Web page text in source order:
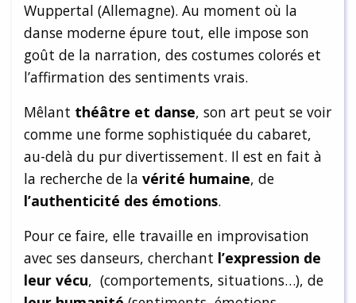
Wuppertal (Allemagne). Au moment où la
danse moderne épure tout, elle impose son
goût de la narration, des costumes colorés et
l’affirmation des sentiments vrais.
Mêlant théâtre et danse, son art peut se voir
comme une forme sophistiquée du cabaret,
au-delà du pur divertissement. Il est en fait à
la recherche de la vérité humaine, de
l’authenticité des émotions.
Pour ce faire, elle travaille en improvisation
avec ses danseurs, cherchant l’expression de
leur vécu, (comportements, situations…), de